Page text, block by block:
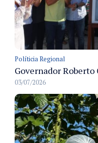
Políticia Regional
03/07/2026